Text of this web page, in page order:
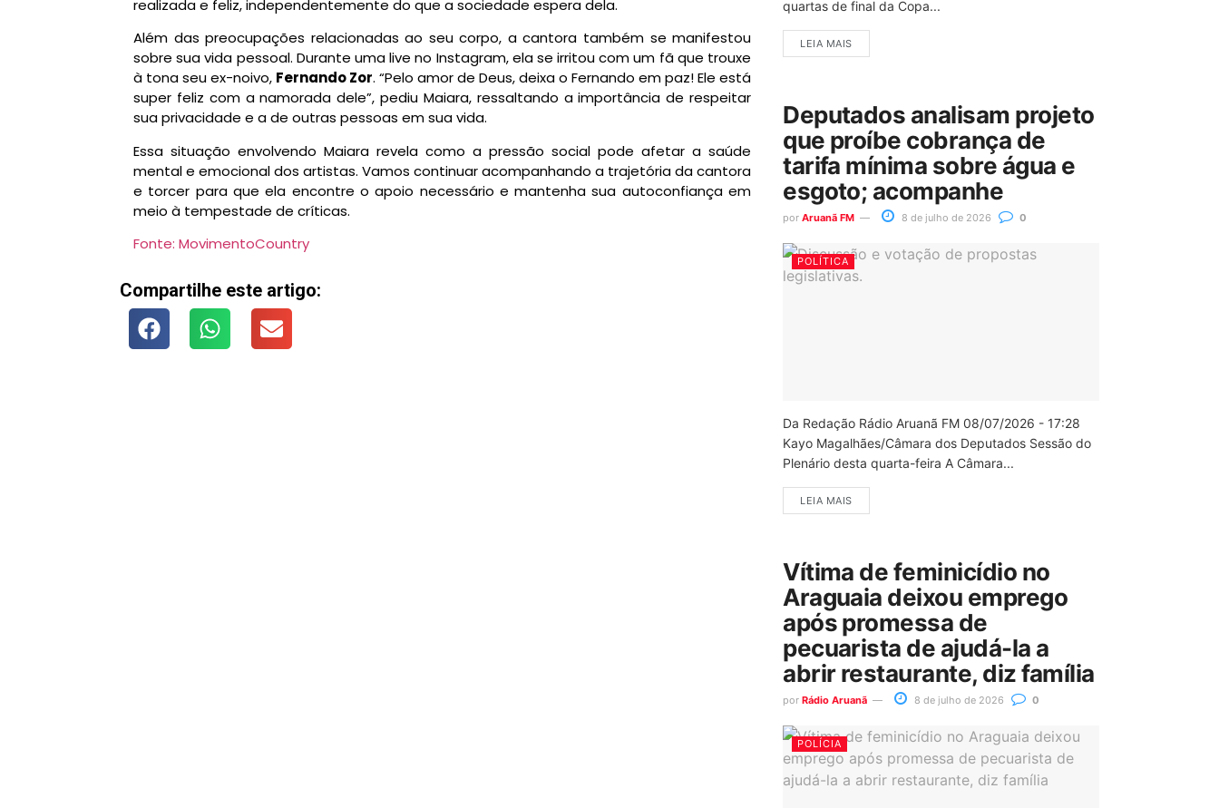
realizada e feliz, independentemente do que a sociedade espera dela.
Além das preocupações relacionadas ao seu corpo, a cantora também se manifestou
sobre sua vida pessoal. Durante uma live no Instagram, ela se irritou com um fã que trouxe
à tona seu ex-noivo, Fernando Zor. “Pelo amor de Deus, deixa o Fernando em paz! Ele está
super feliz com a namorada dele”, pediu Maiara, ressaltando a importância de respeitar
sua privacidade e a de outras pessoas em sua vida.
Essa situação envolvendo Maiara revela como a pressão social pode afetar a saúde
mental e emocional dos artistas. Vamos continuar acompanhando a trajetória da cantora
e torcer para que ela encontre o apoio necessário e mantenha sua autoconfiança em
meio à tempestade de críticas.
Fonte: MovimentoCountry
Compartilhe este artigo:
quartas de final da Copa...
LEIA MAIS
Deputados analisam projeto
que proíbe cobrança de
tarifa mínima sobre água e
esgoto; acompanhe
por Aruanã FM 8 de julho de 2026 0
POLÍTICA
Da Redação Rádio Aruanã FM 08/07/2026 - 17:28
Kayo Magalhães/Câmara dos Deputados Sessão do
Plenário desta quarta-feira A Câmara...
LEIA MAIS
Vítima de feminicídio no
Araguaia deixou emprego
após promessa de
pecuarista de ajudá-la a
abrir restaurante, diz família
por Rádio Aruanã 8 de julho de 2026 0
POLÍCIA